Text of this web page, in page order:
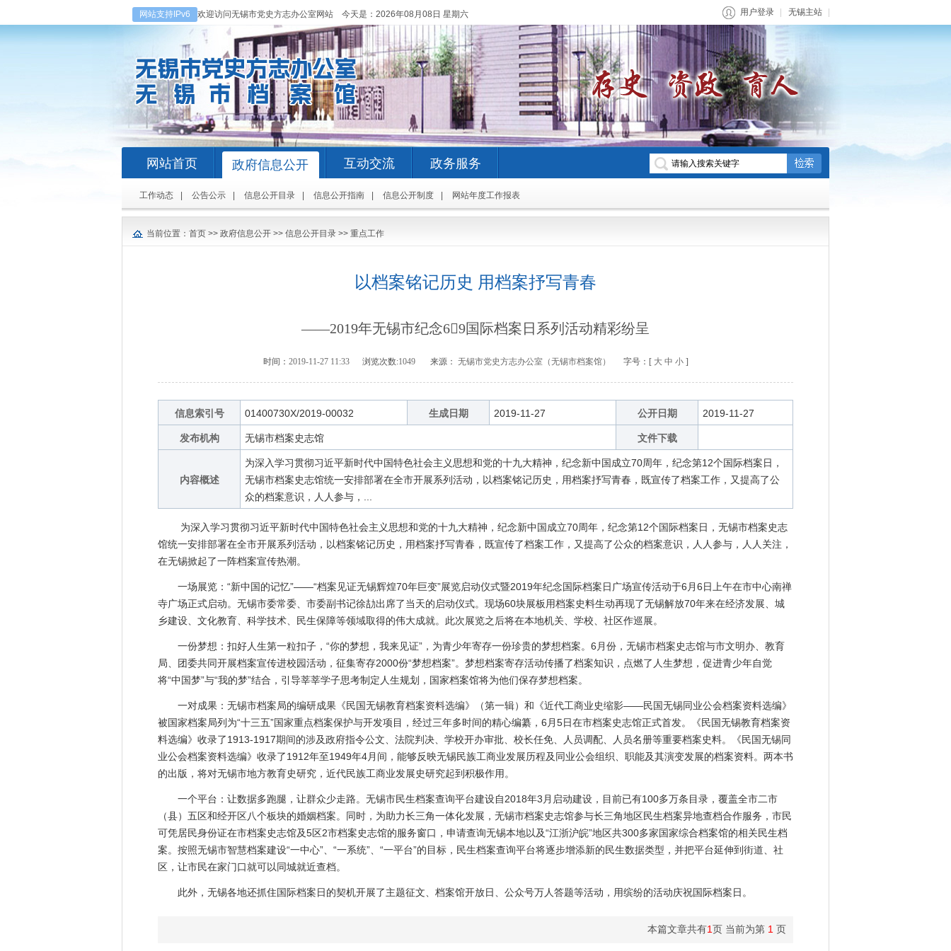
网站支持IPv6 欢迎访问无锡市党史方志办公室网站 今天是： 2026年08月08日 星期六 用户登录 无锡主站
网站首页 政府信息公开 互动交流 政务服务
工作动态 公告公示 信息公开目录 信息公开指南 信息公开制度 网站年度工作报表
当前位置： 首页 >> 政府信息公开 >> 信息公开目录 >> 重点工作
以档案铭记历史 用档案抒写青春
——2019年无锡市纪念69国际档案日系列活动精彩纷呈
时间： 2019-11-27 11:33浏览次数:1049 来源： 无锡市党史方志办公室（无锡市档案馆） 字号：[ 大 中 小]
信息索引号 01400730X/2019-00032 生成日期 2019-11-27 公开日期 2019-11-27
发布机构 无锡市档案史志馆 文件下载
内容概述
为深入学习贯彻习近平新时代中国特色社会主义思想和党的十九大精神，纪念新中国成立70周年，纪念第12个国际档案日，
无锡市档案史志馆统一安排部署在全市开展系列活动，以档案铭记历史，用档案抒写青春，既宣传了档案工作，又提高了公
众的档案意识，人人参与，...
为深入学习贯彻习近平新时代中国特色社会主义思想和党的十九大精神，纪念新中国成立70周年，纪念第12个国际档案日，无锡市档案史志
馆统一安排部署在全市开展系列活动，以档案铭记历史，用档案抒写青春，既宣传了档案工作，又提高了公众的档案意识，人人参与，人人关注，
在无锡掀起了一阵档案宣传热潮。
一场展览：“新中国的记忆”——“档案见证无锡辉煌70年巨变”展览启动仪式暨2019年纪念国际档案日广场宣传活动于6月6日上午在市中心南禅
寺广场正式启动。无锡市委常委、市委副书记徐劼出席了当天的启动仪式。现场60块展板用档案史料生动再现了无锡解放70年来在经济发展、城
乡建设、文化教育、科学技术、民生保障等领域取得的伟大成就。此次展览之后将在本地机关、学校、社区作巡展。
一份梦想：扣好人生第一粒扣子，“你的梦想，我来见证”，为青少年寄存一份珍贵的梦想档案。6月份，无锡市档案史志馆与市文明办、教育
局、团委共同开展档案宣传进校园活动，征集寄存2000份“梦想档案”。梦想档案寄存活动传播了档案知识，点燃了人生梦想，促进青少年自觉
将“中国梦”与“我的梦”结合，引导莘莘学子思考制定人生规划，国家档案馆将为他们保存梦想档案。
一对成果：无锡市档案局的编研成果《民国无锡教育档案资料选编》（第一辑）和《近代工商业史缩影——民国无锡同业公会档案资料选编》
被国家档案局列为“十三五”国家重点档案保护与开发项目，经过三年多时间的精心编纂，6月5日在市档案史志馆正式首发。《民国无锡教育档案资
料选编》收录了1913-1917期间的涉及政府指令公文、法院判决、学校开办审批、校长任免、人员调配、人员名册等重要档案史料。《民国无锡同
业公会档案资料选编》收录了1912年至1949年4月间，能够反映无锡民族工商业发展历程及同业公会组织、职能及其演变发展的档案资料。两本书
的出版，将对无锡市地方教育史研究，近代民族工商业发展史研究起到积极作用。
一个平台：让数据多跑腿，让群众少走路。无锡市民生档案查询平台建设自2018年3月启动建设，目前已有100多万条目录，覆盖全市二市
（县）五区和经开区八个板块的婚姻档案。同时，为助力长三角一体化发展，无锡市档案史志馆参与长三角地区民生档案异地查档合作服务，市民
可凭居民身份证在市档案史志馆及5区2市档案史志馆的服务窗口，申请查询无锡本地以及“江浙沪皖”地区共300多家国家综合档案馆的相关民生档
案。按照无锡市智慧档案建设“一中心”、“一系统”、“一平台”的目标，民生档案查询平台将逐步增添新的民生数据类型，并把平台延伸到街道、社
区，让市民在家门口就可以同城就近查档。
此外，无锡各地还抓住国际档案日的契机开展了主题征文、档案馆开放日、公众号万人答题等活动，用缤纷的活动庆祝国际档案日。
本篇文章共有1页 当前为第 1 页